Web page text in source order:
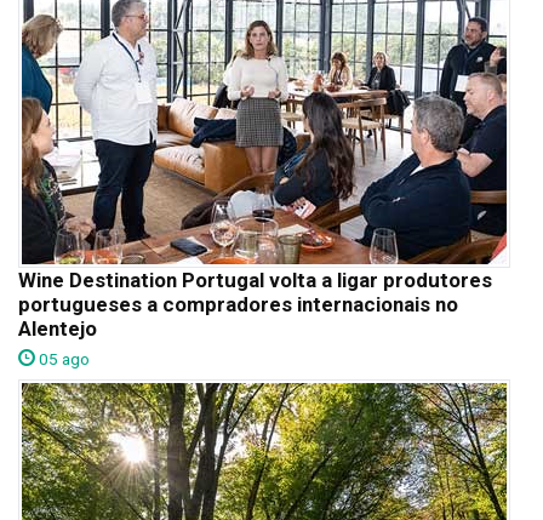
Wine Destination Portugal volta a ligar produtores
portugueses a compradores internacionais no
Alentejo
05 ago